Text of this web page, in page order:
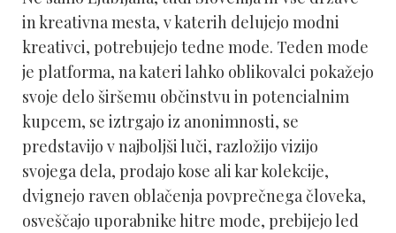
in kreativna mesta, v katerih delujejo modni
kreativci, potrebujejo tedne mode. Teden mode
je platforma, na kateri lahko oblikovalci pokažejo
svoje delo širšemu občinstvu in potencialnim
kupcem, se iztrgajo iz anonimnosti, se
predstavijo v najboljši luči, razložijo vizijo
svojega dela, prodajo kose ali kar kolekcije,
dvignejo raven oblačenja povprečnega človeka,
osveščajo uporabnike hitre mode, prebijejo led